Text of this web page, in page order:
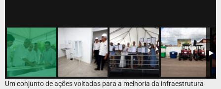
Um conjunto de ações voltadas para a melhoria da infraestrutura